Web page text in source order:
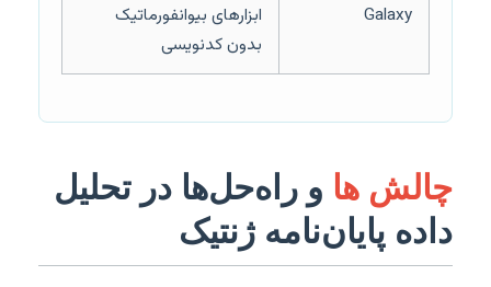
Galaxy
ابزارهای بیوانفورماتیک
بدون کدنویسی
چالش ها و راه‌حل‌ها در تحلیل
داده پایان‌نامه ژنتیک